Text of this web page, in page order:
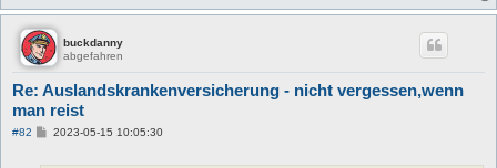
buckdanny
abgefahren
Re: Auslandskrankenversicherung - nicht vergessen,wenn
man reist
#82
B2023-05-15 10:05:30